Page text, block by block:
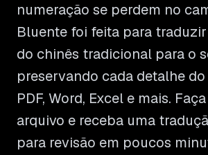
numeração se perdem no
Bluente foi feita para
do chinês tradicional para o
preservando cada detalhe
PDF, Word, Excel e mais.
arquivo e receba uma
para revisão em poucos